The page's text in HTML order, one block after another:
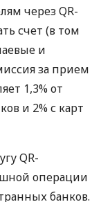
через QR-
счет (в том
и
за прием
1,3% от
и 2% с карт
QR-
операции
банков.